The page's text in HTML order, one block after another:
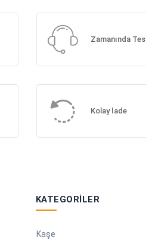
Zamanında
Kolay İade
KATEGORILER
Kaşe